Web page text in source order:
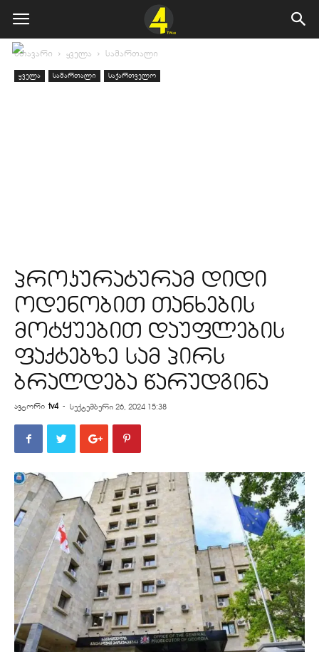
მთავარი ყველა სამართალი
ყველა სამართალი საქართველო
პროკურატურამ დიდი
ოდენობით თანხების
მოტყუებით დაუფლების
ფაქტებზე სამ პირს
ბრალდება წარუდგინა
ავტორი tv4 - სექტემბერი 26, 2024 15:38